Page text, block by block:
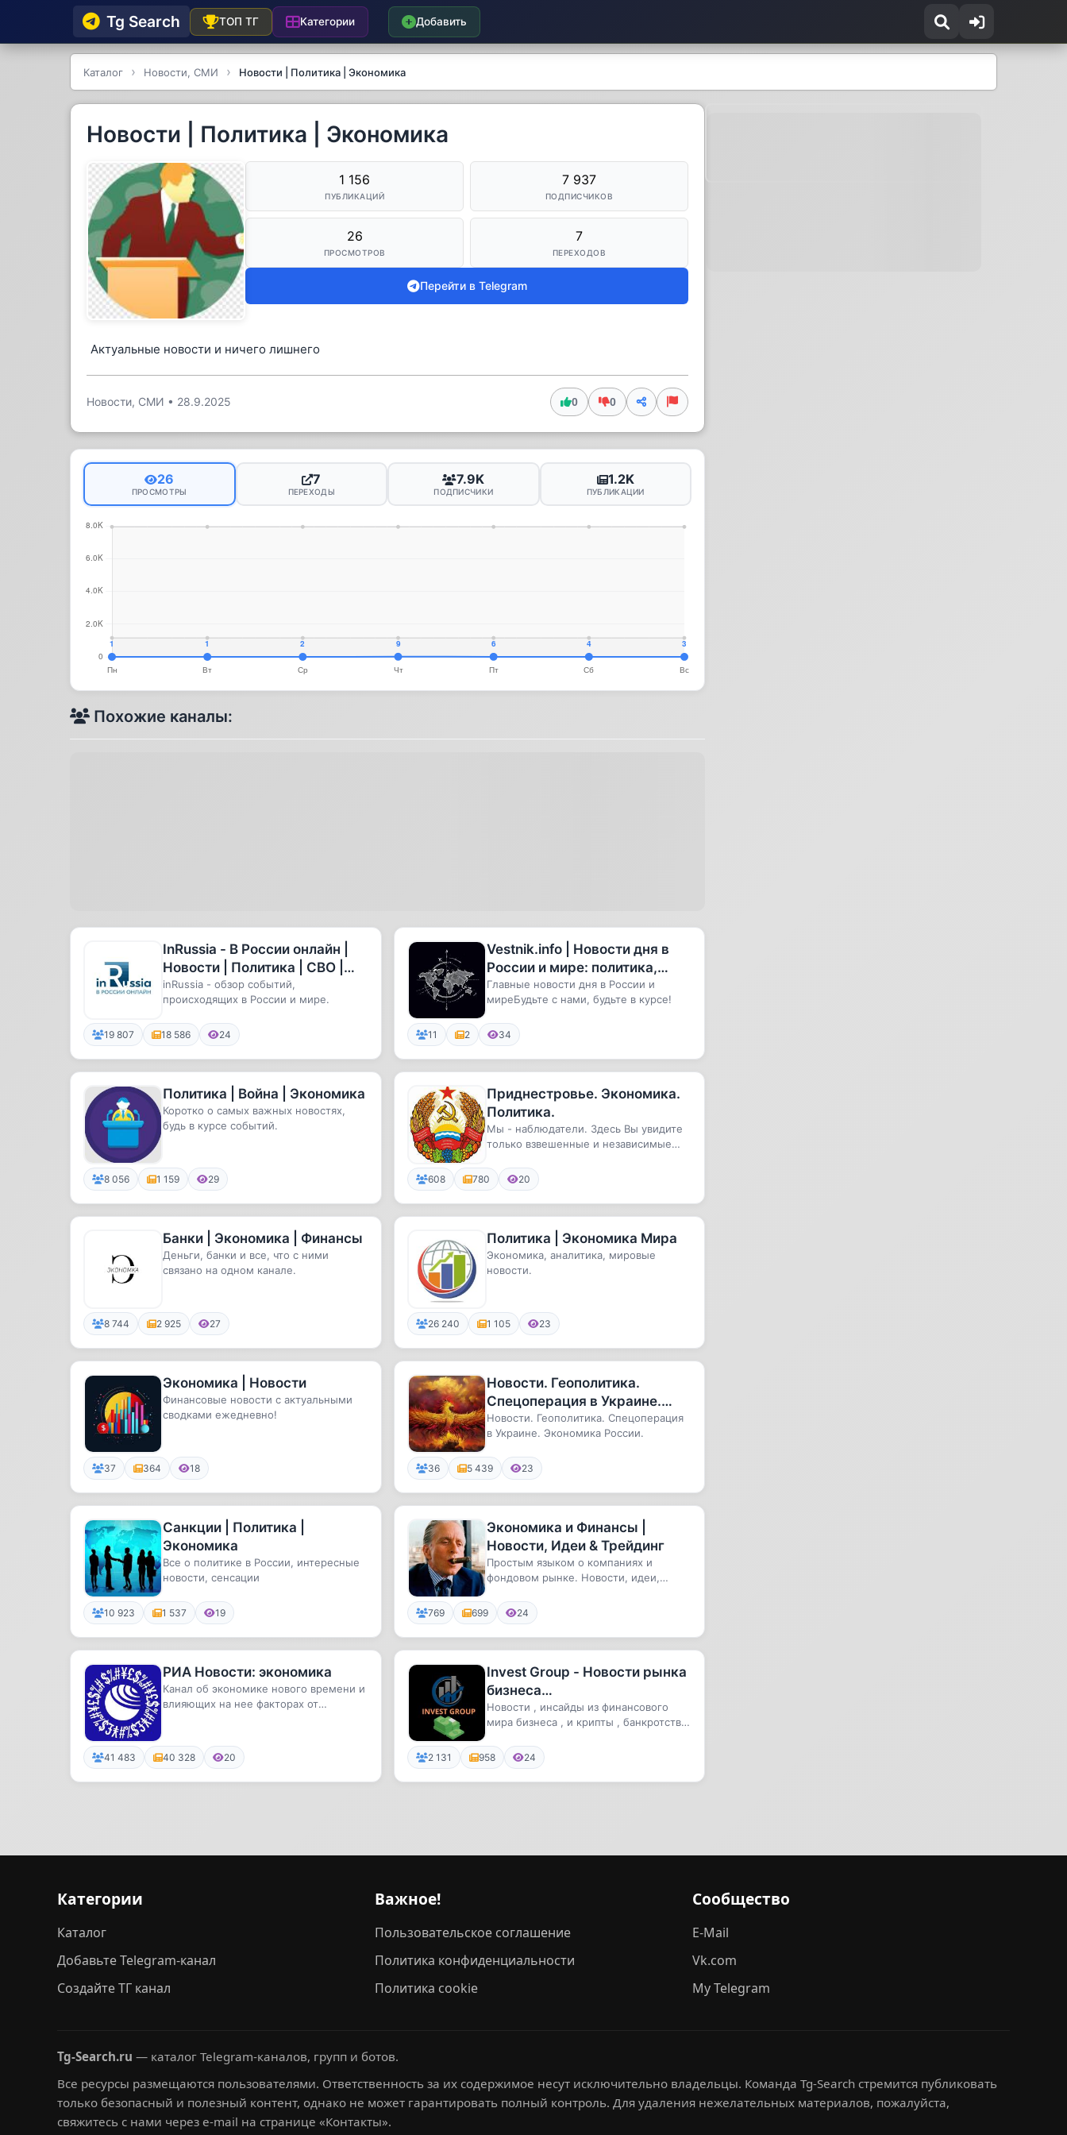
Tg Searсh ТОП ТГ Категории Добавить
Каталог Новости, СМИ Новости | Политика | Экономика
Новости | Политика | Экономика
1 156
ПУБЛИКАЦИЙ
7 937
ПОДПИСЧИКОВ
26
ПРОСМОТРОВ
7
ПЕРЕХОДОВ
Перейти в Telegram
Актуальные новости и ничего лишнего
Новости, СМИ • 28.9.2025 0 0
26
ПРОСМОТРЫ
7
ПЕРЕХОДЫ
7.9K
ПОДПИСЧИКИ
1.2K
ПУБЛИКАЦИИ
Похожие каналы:
InRussia - В России онлайн |
Новости | Политика | СВО |
Происшествия | Экономика
inRussia - обзор событий,
происходящих в России и мире.
19 807 18 586 24
Vestnik.info | Новости дня в
России и мире: политика,
экономика, бизнес
Главные новости дня в России и
миреБудьте с нами, будьте в курсе!
11 2 34
Политика | Война | Экономика
Коротко о самых важных новостях,
будь в курсе событий.
8 056 1 159 29
Приднестровье. Экономика.
Политика.
Мы - наблюдатели. Здесь Вы увидите
только взвешенные и независимые
608 780 20
Банки | Экономика | Финансы
Деньги, банки и все, что с ними
связано на одном канале.
8 744 2 925 27
Политика | Экономика Мира
Экономика, аналитика, мировые
новости.
26 240 1 105 23
Экономика | Новости
Финансовые новости с актуальными
сводками ежедневно!
37 364 18
Новости. Геополитика.
Спецоперация в Украине.
Экономика России.
Новости. Геополитика. Спецоперация
в Украине. Экономика России.
36 5 439 23
Санкции | Политика |
Экономика
Все о политике в России, интересные
новости, сенсации
10 923 1 537 19
Экономика и Финансы |
Новости, Идеи & Трейдинг
Простым языком о компаниях и
фондовом рынке. Новости, идеи,
индиви...
769 699 24
РИА Новости: экономика
Канал об экономике нового времени и
влияющих на нее факторах от
41 483 40 328 20
Invest Group - Новости рынка
бизнеса
,Инвестиции,Экономика.
Новости , инсайды из финансового
мира бизнеса , и крипты , банкротства,
2 131 958 24
Категории
Каталог
Добавьте Telegram-канал
Создайте ТГ канал
Важное!
Пользовательское соглашение
Политика конфиденциальности
Политика cookie
Сообщество
E-Mail
Vk.com
My Telegram
Tg-Search.ru — каталог Telegram-каналов, групп и ботов.
Все ресурсы размещаются пользователями. Ответственность за их содержимое несут исключительно владельцы. Команда Tg-Search стремится публиковать
только безопасный и полезный контент, однако не может гарантировать полный контроль. Для удаления нежелательных материалов, пожалуйста,
свяжитесь с нами через e-mail на странице «Контакты».